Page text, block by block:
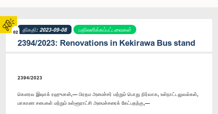
02 திகதி: 2023-09-08 பதிலளிக்கப்பட்டவைகள்
2394/2023: Renovations in Kekirawa Bus stand
2394/2023
கௌரவ இஷாக் ரஹுமான்,— பிரதம அமைச்சர் மற்றும் பொது நிர்வாக, உள்நாட்டலுவல்கள்,
மாகாண சபைகள் மற்றும் உள்ளூராட்சி அமைச்சரைக் கேட்பதற்கு,—